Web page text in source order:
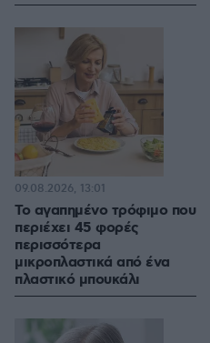
Το αγαπημένο τρόφιμο που
περιέχει 45 φορές
περισσότερα
μικροπλαστικά από ένα
πλαστικό μπουκάλι
09.08.2026, 13:01